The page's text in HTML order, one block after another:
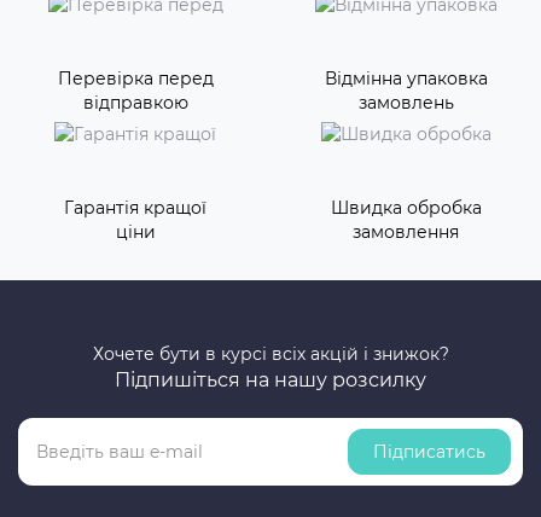
Перевірка перед
відправкою
Відмінна упаковка
замовлень
Гарантія кращої
ціни
Швидка обробка
замовлення
Хочете бути в курсі всіх акцій і знижок?
Підпишіться на нашу розсилку
Підписатись